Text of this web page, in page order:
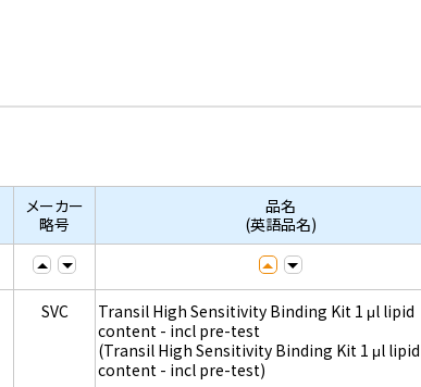
メーカー
略号
品名
(英語品名)
SVC
Transil High Sensitivity Binding Kit 1 μl lipid
content - incl pre-test
(Transil High Sensitivity Binding Kit 1 μl lipid
content - incl pre-test)